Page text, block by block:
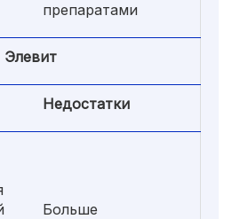
препаратами
Элевит
Недостатки
Больше